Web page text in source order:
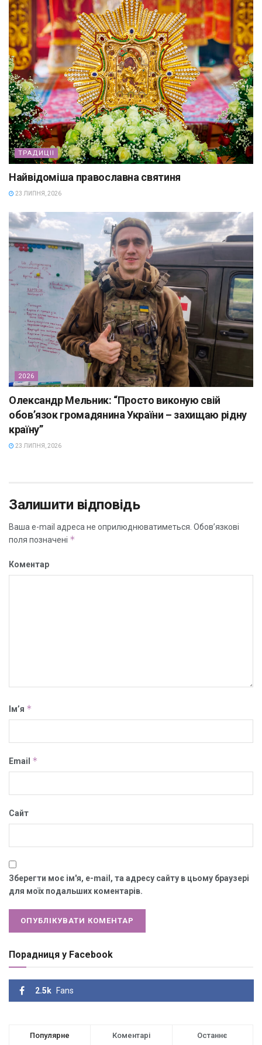
ТРАДИЦІІ
Найвідоміша православна святиня
23 ЛИПНЯ, 2026
2026
Олександр Мельник: “Просто виконую свій
обов’язок громадянина України – захищаю рідну
країну”
23 ЛИПНЯ, 2026
Залишити відповідь
Ваша e-mail адреса не оприлюднюватиметься. Обов’язкові
поля позначені *
Коментар
Ім’я *
Email *
Сайт
Зберегти моє ім'я, e-mail, та адресу сайту в цьому браузері
для моїх подальших коментарів.
Порадниця у Facebook
2.5k Fans
Популярне Коментарі Останнє